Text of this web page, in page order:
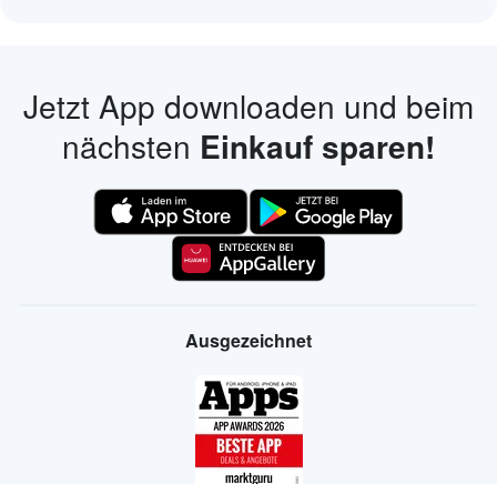
Jetzt App downloaden und beim
nächsten Einkauf sparen!
Ausgezeichnet